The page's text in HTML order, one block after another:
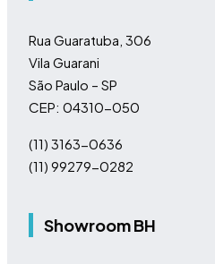
Rua Guaratuba, 306
Vila Guarani
São Paulo – SP
CEP: 04310-050
(11) 3163-0636
(11) 99279-0282
Showroom BH